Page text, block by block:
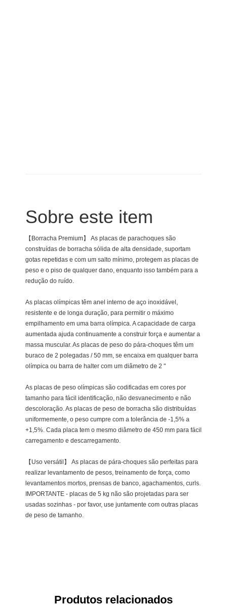
Sobre este item
【Borracha Premium】 As placas de parachoques são
construídas de borracha sólida de alta densidade, suportam
gotas repetidas e com um salto mínimo, protegem as placas de
peso e o piso de qualquer dano, enquanto isso também para a
redução do ruído.
As placas olímpicas têm anel interno de aço inoxidável,
resistente e de longa duração, para permitir o máximo
empilhamento em uma barra olímpica. A capacidade de carga
aumentada ajuda continuamente a construir força e aumentar a
massa muscular. As placas de peso do pára-choques têm um
buraco de 2 polegadas / 50 mm, se encaixa em qualquer barra
olímpica ou barra de halter com um diâmetro de 2 "
As placas de peso olímpicas são codificadas em cores por
tamanho para fácil identificação, não desvanecimento e não
descoloração. As placas de peso de borracha são distribuídas
uniformemente, o peso cumpre com a tolerância de -1,5% a
+1,5%. Cada placa tem o mesmo diâmetro de 450 mm para fácil
carregamento e descarregamento.
【Uso versátil】 As placas de pára-choques são perfeitas para
realizar levantamento de pesos, treinamento de força, como
levantamentos mortos, prensas de banco, agachamentos, curls.
IMPORTANTE - placas de 5 kg não são projetadas para ser
usadas sozinhas - por favor, use juntamente com outras placas
de peso de tamanho.
Produtos relacionados